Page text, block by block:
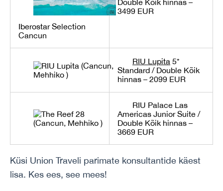
Iberostar Selection
Cancun
Double Kõik hinnas –
3499 EUR
RIU Lupita 5*
Standard / Double Kõik
hinnas – 2099 EUR
RIU Palace Las
Americas Junior Suite /
Double Kõik hinnas –
3669 EUR
Küsi Union Traveli parimate konsultantide käest
lisa. Kes ees, see mees!